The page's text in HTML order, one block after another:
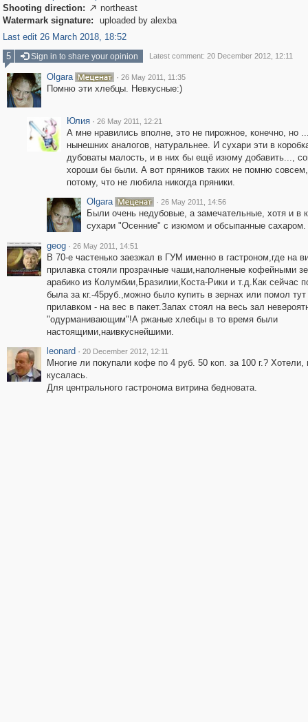
Shooting direction:  northeast
Watermark signature:
uploaded by alexba
Last edit 26 March 2018, 18:52
5
Sign in to share your opinion Latest comment: 20 December 2012, 12:11
Olgara · 26 May 2011, 11:35
Помню эти хлебцы. Невкусные:)
Юлия · 26 May 2011, 12:21
А мне нравились вполне, это не пирожное, конечно, но
нынешних аналогов, натуральнее. И сухари эти в
дубоваты малость, и в них бы ещё изюму добавить...,
хороши бы были. А вот пряников таких не помню
потому, что не любила никогда пряники.
Olgara
· 26 May 2011, 14:56
Были очень недубовые, а замечательные, хотя и в
сухари "Осенние" с изюмом и обсыпанные сахаром.
geog · 26 May 2011, 14:51
В 70-е частенько заезжал в ГУМ именно в гастроном,где на
прилавка стояли прозрачные чаши,наполненые кофейными
арабико из Колумбии,Бразилии,Коста-Рики и т.д.Как сейчас
была за кг.-45руб.,можно было купить в зернах или помол
прилавком - на вес в пакет.Запах стоял на весь зал
"одурманивающим"!А ржаные хлебцы в то время были
настоящими,наивкуснейшими.
leonard · 20 December 2012, 12:11
Многие ли покупали кофе по 4 руб. 50 коп. за 100 г.? Хотели,
кусалась.
Для центрального гастронома витрина бедновата.